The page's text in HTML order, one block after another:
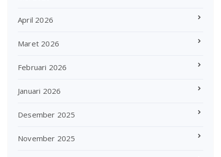
April 2026
Maret 2026
Februari 2026
Januari 2026
Desember 2025
November 2025